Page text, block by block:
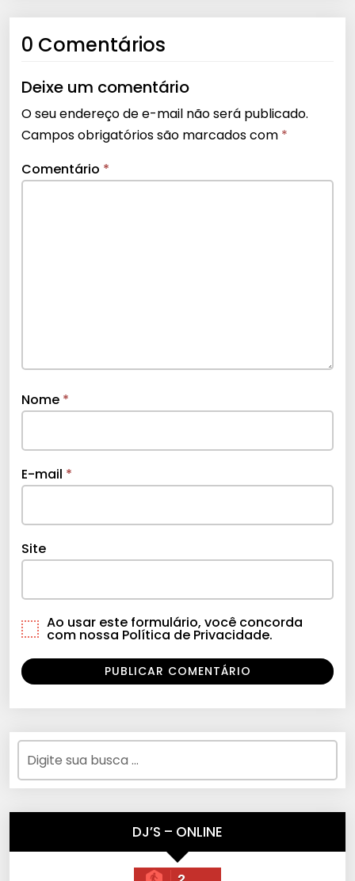
0 Comentários
Deixe um comentário
O seu endereço de e-mail não será publicado.
Campos obrigatórios são marcados com *
Comentário *
Nome *
E-mail *
Site
Ao usar este formulário, você concorda
com nossa Política de Privacidade.
DJ’S – ONLINE